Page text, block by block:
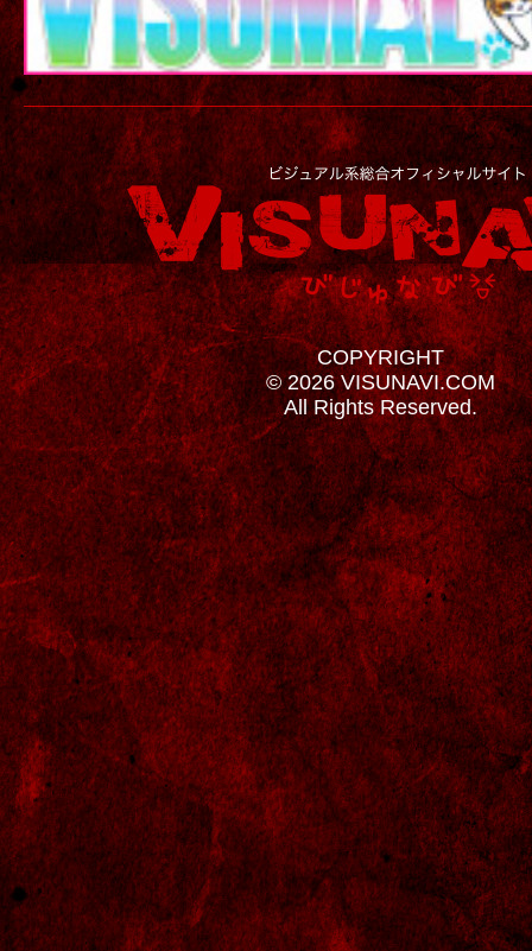
COPYRIGHT
© 2026 VISUNAVI.COM
All Rights Reserved.